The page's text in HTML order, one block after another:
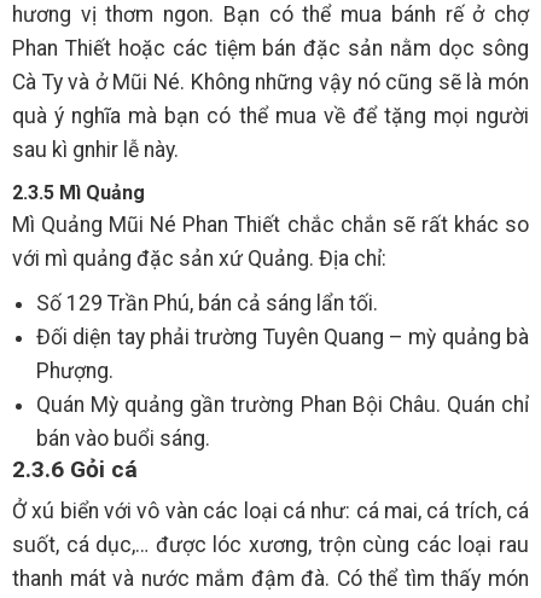
hương vị thơm ngon. Bạn có thể mua bánh rế ở chợ
Phan Thiết hoặc các tiệm bán đặc sản nằm dọc sông
Cà Ty và ở Mũi Né. Không những vậy nó cũng sẽ là món
quà ý nghĩa mà bạn có thể mua về để tặng mọi người
sau kì gnhir lễ này.
2.3.5 Mì Quảng
Mì Quảng Mũi Né Phan Thiết chắc chắn sẽ rất khác so
với mì quảng đặc sản xứ Quảng. Địa chỉ:
Số 129 Trần Phú, bán cả sáng lẩn tối.
Đối diện tay phải trường Tuyên Quang – mỳ quảng bà
Phượng.
Quán Mỳ quảng gần trường Phan Bội Châu. Quán chỉ
bán vào buổi sáng.
2.3.6 Gỏi cá
Ở xú biển với vô vàn các loại cá như: cá mai, cá trích, cá
suốt, cá dục,… được lóc xương, trộn cùng các loại rau
thanh mát và nước mắm đậm đà. Có thể tìm thấy món